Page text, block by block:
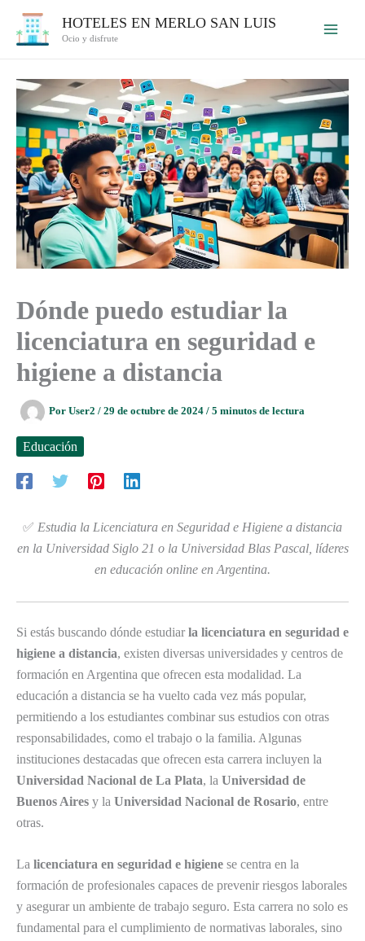
HOTELES EN MERLO SAN LUIS
Ocio y disfrute
Dónde puedo estudiar la
licenciatura en seguridad e
higiene a distancia
Por User2 / 29 de octubre de 2024 / 5 minutos de lectura
Educación
✅ Estudia la Licenciatura en Seguridad e Higiene a distancia
en la Universidad Siglo 21 o la Universidad Blas Pascal, líderes
en educación online en Argentina.
Si estás buscando dónde estudiar la licenciatura en seguridad e
higiene a distancia, existen diversas universidades y centros de
formación en Argentina que ofrecen esta modalidad. La
educación a distancia se ha vuelto cada vez más popular,
permitiendo a los estudiantes combinar sus estudios con otras
responsabilidades, como el trabajo o la familia. Algunas
instituciones destacadas que ofrecen esta carrera incluyen la
Universidad Nacional de La Plata, la Universidad de
Buenos Aires y la Universidad Nacional de Rosario, entre
otras.
La licenciatura en seguridad e higiene se centra en la
formación de profesionales capaces de prevenir riesgos laborales
y asegurar un ambiente de trabajo seguro. Esta carrera no solo es
fundamental para el cumplimiento de normativas laborales, sino